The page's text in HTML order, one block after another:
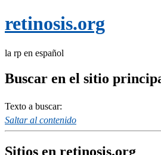
retinosis.org
la rp en español
Buscar en el sitio
Texto a buscar:
Saltar al contenido
Sitios en retinosis.org